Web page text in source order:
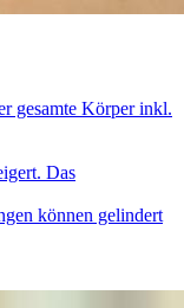
gesamte Körper inkl.
Das
können gelindert